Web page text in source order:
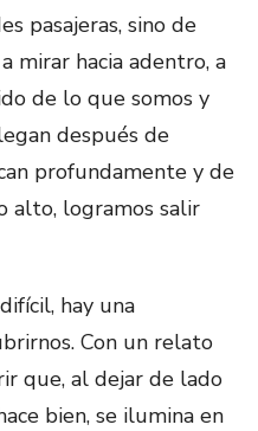
pasajeras, sino de
mirar hacia adentro, a
de lo que somos y
después de
profundamente y de
alto, logramos salir
hay una
Con un relato
que, al dejar de lado
bien, se ilumina en